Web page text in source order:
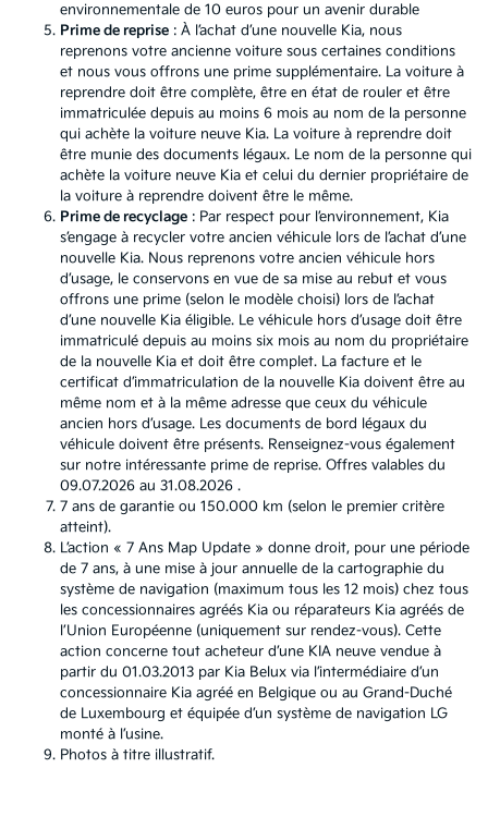
environnementale de 10 euros pour un avenir durable
Prime de reprise : À l’achat d’une nouvelle Kia, nous
reprenons votre ancienne voiture sous certaines conditions
et nous vous offrons une prime supplémentaire. La voiture à
reprendre doit être complète, être en état de rouler et être
immatriculée depuis au moins 6 mois au nom de la personne
qui achète la voiture neuve Kia. La voiture à reprendre doit
être munie des documents légaux. Le nom de la personne qui
achète la voiture neuve Kia et celui du dernier propriétaire de
la voiture à reprendre doivent être le même.
Prime de recyclage : Par respect pour l’environnement, Kia
s’engage à recycler votre ancien véhicule lors de l’achat d’une
nouvelle Kia. Nous reprenons votre ancien véhicule hors
d’usage, le conservons en vue de sa mise au rebut et vous
offrons une prime (selon le modèle choisi) lors de l’achat
d’une nouvelle Kia éligible. Le véhicule hors d’usage doit être
immatriculé depuis au moins six mois au nom du propriétaire
de la nouvelle Kia et doit être complet. La facture et le
certificat d’immatriculation de la nouvelle Kia doivent être au
même nom et à la même adresse que ceux du véhicule
ancien hors d’usage. Les documents de bord légaux du
véhicule doivent être présents. Renseignez-vous également
sur notre intéressante prime de reprise. Offres valables du
09.07.2026 au 31.08.2026 .
7 ans de garantie ou 150.000 km (selon le premier critère
atteint).
L’action « 7 Ans Map Update » donne droit, pour une période
de 7 ans, à une mise à jour annuelle de la cartographie du
système de navigation (maximum tous les 12 mois) chez tous
les concessionnaires agréés Kia ou réparateurs Kia agréés de
l’Union Européenne (uniquement sur rendez-vous). Cette
action concerne tout acheteur d’une KIA neuve vendue à
partir du 01.03.2013 par Kia Belux via l’intermédiaire d’un
concessionnaire Kia agréé en Belgique ou au Grand-Duché
de Luxembourg et équipée d’un système de navigation LG
monté à l’usine.
Photos à titre illustratif.